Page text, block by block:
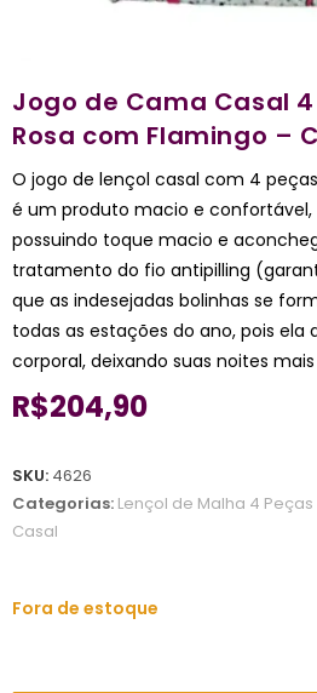
Jogo de Cama Casal
Rosa com Flamingo –
O jogo de lençol casal com 4
é um produto macio e
possuindo toque macio e
tratamento do fio antipilling
que as indesejadas bolinhas se
todas as estações do ano, pois
corporal, deixando suas noites
R$204,90
SKU: 4626
Categorias: Lençol de Malha 4
Casal
Fora de estoque